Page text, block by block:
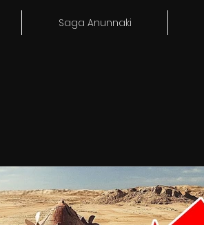
Saga Anunnaki